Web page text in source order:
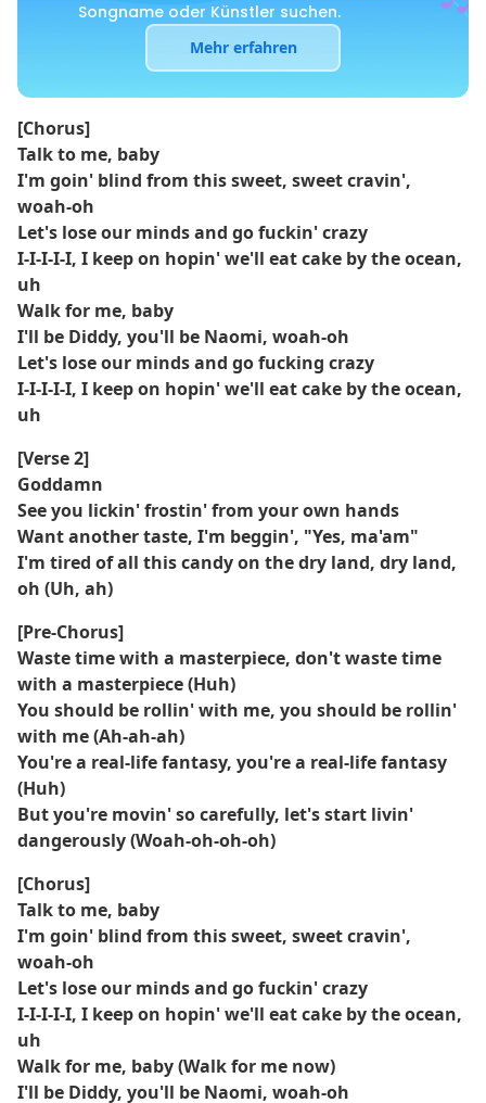
Songname oder Künstler suchen.
Mehr erfahren
[Chorus]
Talk to me, baby
I'm goin' blind from this sweet, sweet cravin',
woah-oh
Let's lose our minds and go fuckin' crazy
I-I-I-I-I, I keep on hopin' we'll eat cake by the ocean,
uh
Walk for me, baby
I'll be Diddy, you'll be Naomi, woah-oh
Let's lose our minds and go fucking crazy
I-I-I-I-I, I keep on hopin' we'll eat cake by the ocean,
uh
[Verse 2]
Goddamn
See you lickin' frostin' from your own hands
Want another taste, I'm beggin', "Yes, ma'am"
I'm tired of all this candy on the dry land, dry land,
oh (Uh, ah)
[Pre-Chorus]
Waste time with a masterpiece, don't waste time
with a masterpiece (Huh)
You should be rollin' with me, you should be rollin'
with me (Ah-ah-ah)
You're a real-life fantasy, you're a real-life fantasy
(Huh)
But you're movin' so carefully, let's start livin'
dangerously (Woah-oh-oh-oh)
[Chorus]
Talk to me, baby
I'm goin' blind from this sweet, sweet cravin',
woah-oh
Let's lose our minds and go fuckin' crazy
I-I-I-I-I, I keep on hopin' we'll eat cake by the ocean,
uh
Walk for me, baby (Walk for me now)
I'll be Diddy, you'll be Naomi, woah-oh